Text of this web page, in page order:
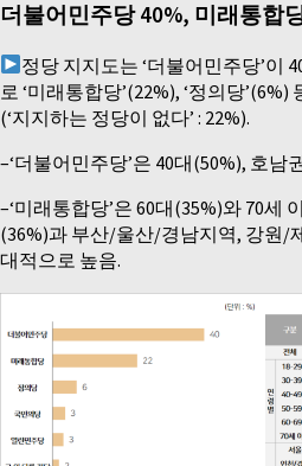
더불어민주당 40%, 미래통합
정당 지지도는 ‘더불어민주당’이
로 ‘미래통합당’(22%), ‘정의당
(‘지지하는 정당이 없다’ : 22%).
–‘더불어민주당’은 40대(50%), 호남
–‘미래통합당’은 60대(35%)와 70세
(36%)과 부산/울산/경남지역, 강원/
대적으로 높음.